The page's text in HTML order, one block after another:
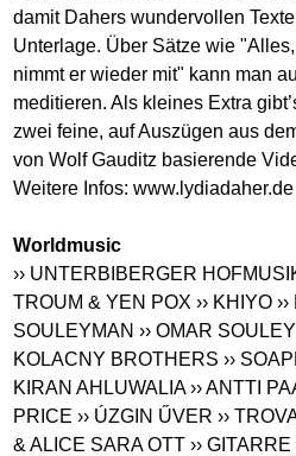
damit Dahers wundervollen
Unterlage. Über Sätze wie
nimmt er wieder mit" kann man
meditieren. Als kleines Extra
zwei feine, auf Auszügen aus
von Wolf Gauditz basierende
Weitere Infos:www.lydiadaher.de
Worldmusic
›› UNTERBIBERGER
TROUM & YEN POX ›› KHIYO
SOULEYMAN ›› OMAR
KOLACNY BROTHERS ››
KIRAN AHLUWALIA ›› ANTTI
PRICE ›› ÚZGIN ŰVER ››
& ALICE SARA OTT ››